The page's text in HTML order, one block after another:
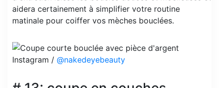
aidera certainement à simplifier votre routine
matinale pour coiffer vos mèches bouclées.
Instagram / @nakedeyebeauty